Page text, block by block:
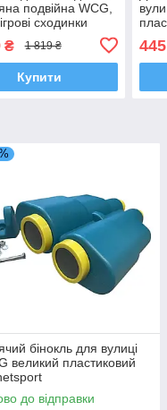
подвійна WCG,
сходинки
₴ 1 819 ₴
Купити
445
бінокль для вулиці
великий пластиковий
до відправки